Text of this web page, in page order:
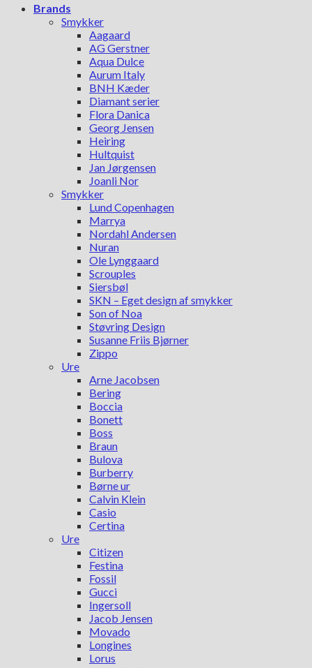
Brands
Smykker
Aagaard
AG Gerstner
Aqua Dulce
Aurum Italy
BNH Kæder
Diamant serier
Flora Danica
Georg Jensen
Heiring
Hultquist
Jan Jørgensen
Joanli Nor
Smykker
Lund Copenhagen
Marrya
Nordahl Andersen
Nuran
Ole Lynggaard
Scrouples
Siersbøl
SKN – Eget design af smykker
Son of Noa
Støvring Design
Susanne Friis Bjørner
Zippo
Ure
Arne Jacobsen
Bering
Boccia
Bonett
Boss
Braun
Bulova
Burberry
Børne ur
Calvin Klein
Casio
Certina
Ure
Citizen
Festina
Fossil
Gucci
Ingersoll
Jacob Jensen
Movado
Longines
Lorus